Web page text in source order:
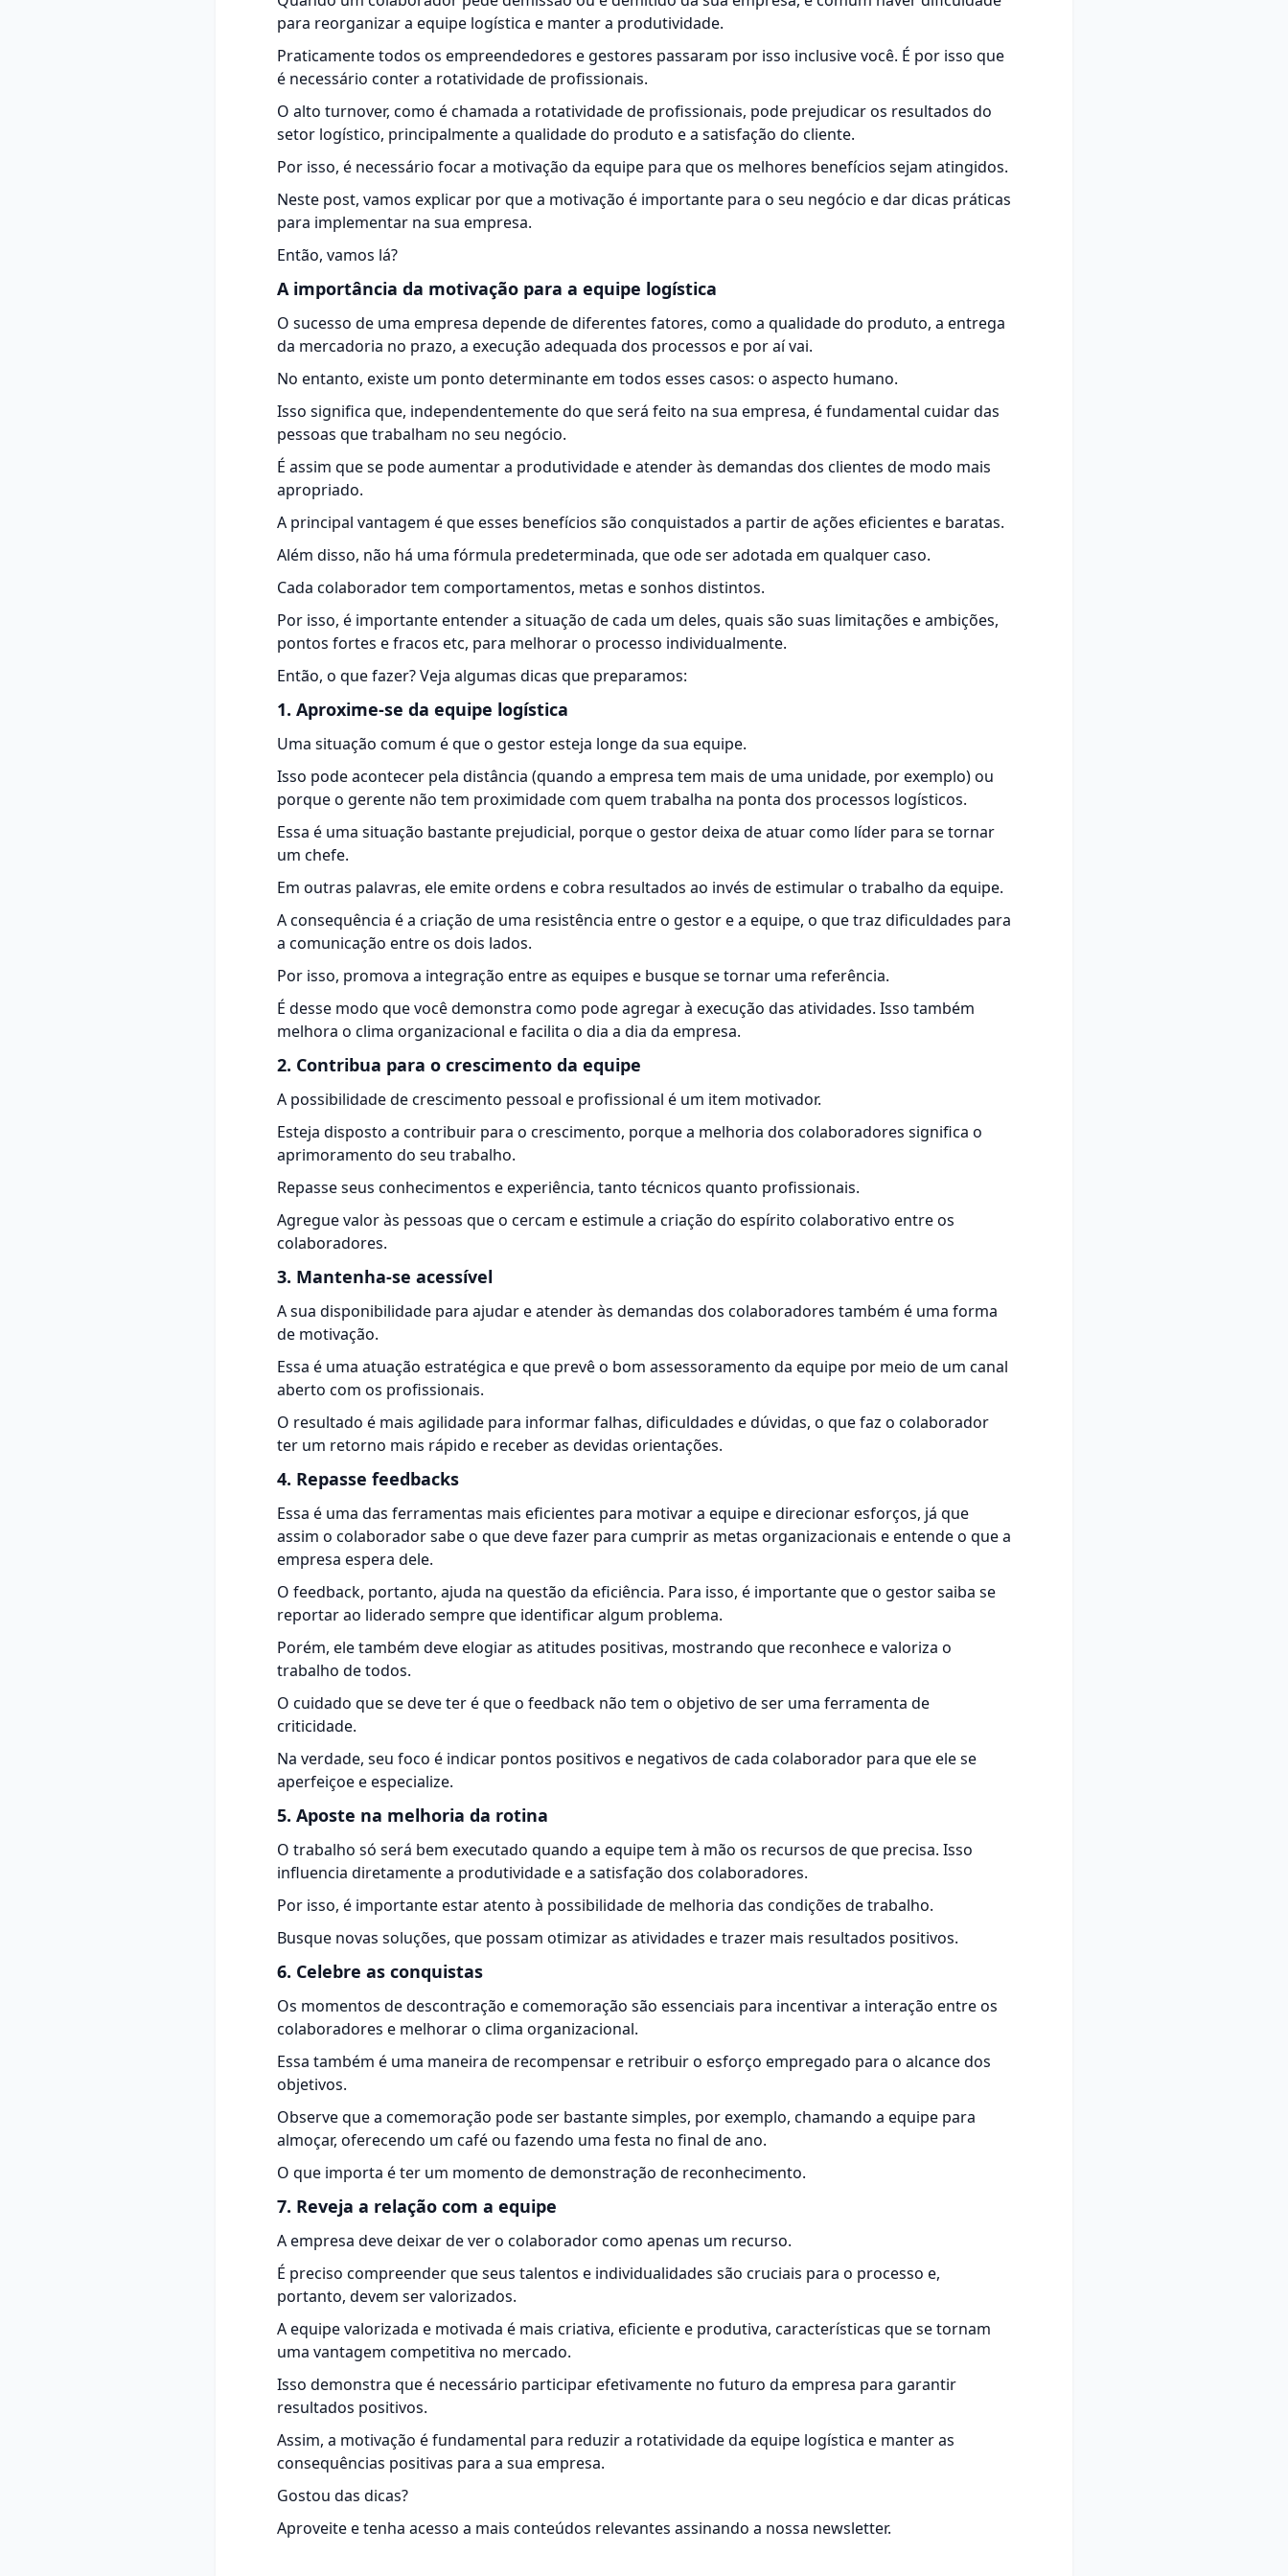
para reorganizar a equipe logística e manter a produtividade.
Praticamente todos os empreendedores e gestores passaram por isso inclusive você. É por isso que
é necessário conter a rotatividade de profissionais.
O alto turnover, como é chamada a rotatividade de profissionais, pode prejudicar os resultados do
setor logístico, principalmente a qualidade do produto e a satisfação do cliente.
Por isso, é necessário focar a motivação da equipe para que os melhores benefícios sejam atingidos.
Neste post, vamos explicar por que a motivação é importante para o seu negócio e dar dicas práticas
para implementar na sua empresa.
Então, vamos lá?
A importância da motivação para a equipe logística
O sucesso de uma empresa depende de diferentes fatores, como a qualidade do produto, a entrega
da mercadoria no prazo, a execução adequada dos processos e por aí vai.
No entanto, existe um ponto determinante em todos esses casos: o aspecto humano.
Isso significa que, independentemente do que será feito na sua empresa, é fundamental cuidar das
pessoas que trabalham no seu negócio.
É assim que se pode aumentar a produtividade e atender às demandas dos clientes de modo mais
apropriado.
A principal vantagem é que esses benefícios são conquistados a partir de ações eficientes e baratas.
Além disso, não há uma fórmula predeterminada, que ode ser adotada em qualquer caso.
Cada colaborador tem comportamentos, metas e sonhos distintos.
Por isso, é importante entender a situação de cada um deles, quais são suas limitações e ambições,
pontos fortes e fracos etc, para melhorar o processo individualmente.
Então, o que fazer? Veja algumas dicas que preparamos:
1. Aproxime-se da equipe logística
Uma situação comum é que o gestor esteja longe da sua equipe.
Isso pode acontecer pela distância (quando a empresa tem mais de uma unidade, por exemplo) ou
porque o gerente não tem proximidade com quem trabalha na ponta dos processos logísticos.
Essa é uma situação bastante prejudicial, porque o gestor deixa de atuar como líder para se tornar
um chefe.
Em outras palavras, ele emite ordens e cobra resultados ao invés de estimular o trabalho da equipe.
A consequência é a criação de uma resistência entre o gestor e a equipe, o que traz dificuldades para
a comunicação entre os dois lados.
Por isso, promova a integração entre as equipes e busque se tornar uma referência.
É desse modo que você demonstra como pode agregar à execução das atividades. Isso também
melhora o clima organizacional e facilita o dia a dia da empresa.
2. Contribua para o crescimento da equipe
A possibilidade de crescimento pessoal e profissional é um item motivador.
Esteja disposto a contribuir para o crescimento, porque a melhoria dos colaboradores significa o
aprimoramento do seu trabalho.
Repasse seus conhecimentos e experiência, tanto técnicos quanto profissionais.
Agregue valor às pessoas que o cercam e estimule a criação do espírito colaborativo entre os
colaboradores.
3. Mantenha-se acessível
A sua disponibilidade para ajudar e atender às demandas dos colaboradores também é uma forma
de motivação.
Essa é uma atuação estratégica e que prevê o bom assessoramento da equipe por meio de um canal
aberto com os profissionais.
O resultado é mais agilidade para informarfalhas, dificuldades e dúvidas, o que faz o colaborador
ter um retorno mais rápido e receber as devidas orientações.
4. Repasse feedbacks
Essa é uma das ferramentas mais eficientes para motivar a equipe e direcionar esforços, já que
assim o colaborador sabe o que deve fazer para cumprir as metas organizacionais e entende o que a
empresa espera dele.
O feedback, portanto, ajuda na questão da eficiência. Para isso, é importante que o gestor saiba se
reportar ao liderado sempre que identificar algum problema.
Porém, ele também deve elogiar as atitudes positivas, mostrando que reconhece e valoriza o
trabalho de todos.
O cuidado que se deve ter é que o feedback não tem o objetivo de ser uma ferramenta de
criticidade.
Na verdade, seu foco é indicar pontos positivos e negativos de cada colaborador para que ele se
aperfeiçoe e especialize.
5. Aposte na melhoria da rotina
O trabalho só será bem executado quando a equipe tem à mão os recursos de que precisa. Isso
influencia diretamente a produtividade e a satisfação dos colaboradores.
Por isso, é importante estar atento à possibilidade de melhoria das condições de trabalho.
Busque novas soluções, que possam otimizaras atividades e trazer mais resultados positivos.
6. Celebre as conquistas
Os momentos de descontração e comemoração são essenciais para incentivar a interação entre os
colaboradores e melhorar o clima organizacional.
Essa também é uma maneira de recompensar e retribuir o esforço empregado para o alcance dos
objetivos.
Observe que a comemoração pode ser bastante simples, por exemplo, chamando a equipe para
almoçar, oferecendo um café ou fazendo uma festa no final de ano.
O que importa é ter um momento de demonstração de reconhecimento.
7. Reveja a relação com a equipe
A empresa deve deixar de ver o colaborador como apenas um recurso.
É preciso compreender que seus talentos e individualidades são cruciais para o processo e,
portanto, devem ser valorizados.
A equipe valorizada e motivada é mais criativa, eficiente e produtiva, características que se tornam
uma vantagem competitiva no mercado.
Isso demonstra que é necessário participar efetivamente no futuro da empresa para garantir
resultados positivos.
Assim, a motivação é fundamental para reduzir a rotatividade da equipe logística e manter as
consequências positivas para a sua empresa.
Gostou das dicas?
Aproveite e tenha acesso a mais conteúdos relevantes assinando a nossa newsletter.